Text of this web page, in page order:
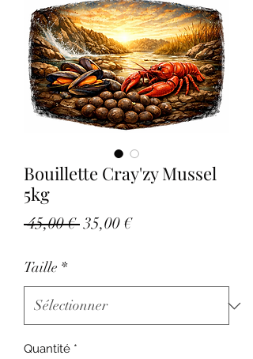
Bouillette Cray'zy Mussel
5kg
45,00 € Prix
35,00 €Prix
Taille *
Quantité *